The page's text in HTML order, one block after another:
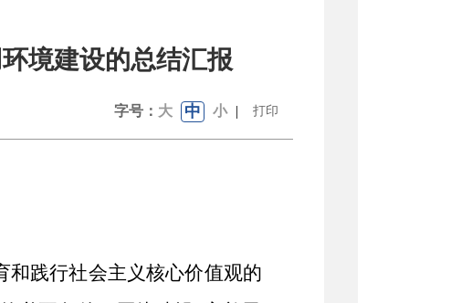
境建设的总结汇报
字号： 大 中 小 | 打印
和践行社会主义核心价值观的